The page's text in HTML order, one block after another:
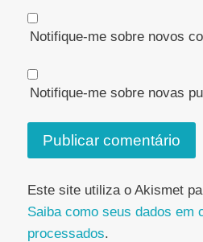
Notifique-me sobre novos
Notifique-me sobre novas
Este site utiliza o Akismet
Saiba como seus dados em
processados.